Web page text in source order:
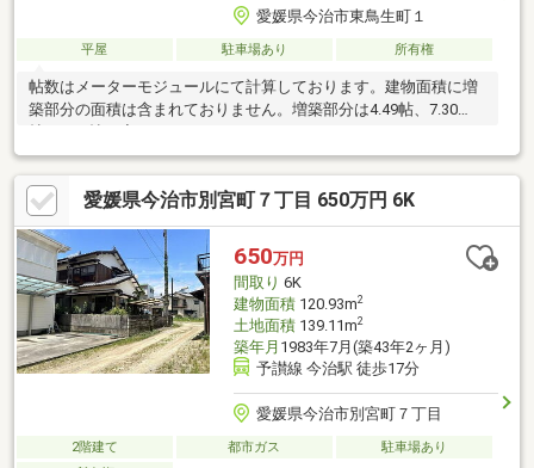
愛媛県今治市東鳥生町１
平屋 駐車場あり 所有権
帖数はメーターモジュールにて計算しております。建物面積に増
築部分の面積は含まれておりません。増築部分は4.49帖、7.30
コンロは付いておりません。
愛媛県今治市別宮町７丁目 650万円 6K
650万円
間取り 6K
建物面積120.93m2
土地面積139.11m2
築年月 1983年7月(築43年2ヶ月)
予讃線 今治駅 徒歩17分
愛媛県今治市別宮町７丁目
2階建て 都市ガス
駐車場あり